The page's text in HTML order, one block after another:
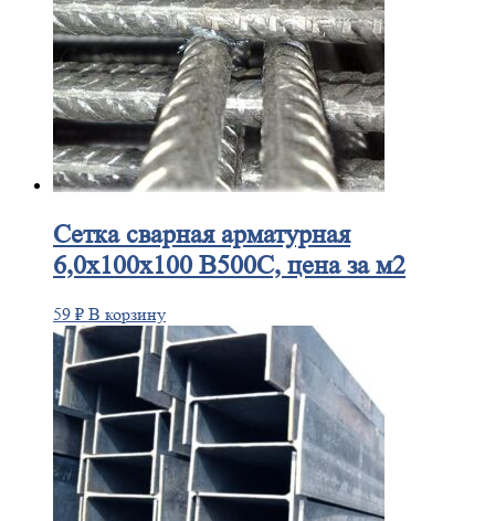
Сеткасварная арматурная
6,0х100х100 В500С, цена за м2
59 ₽ В корзину